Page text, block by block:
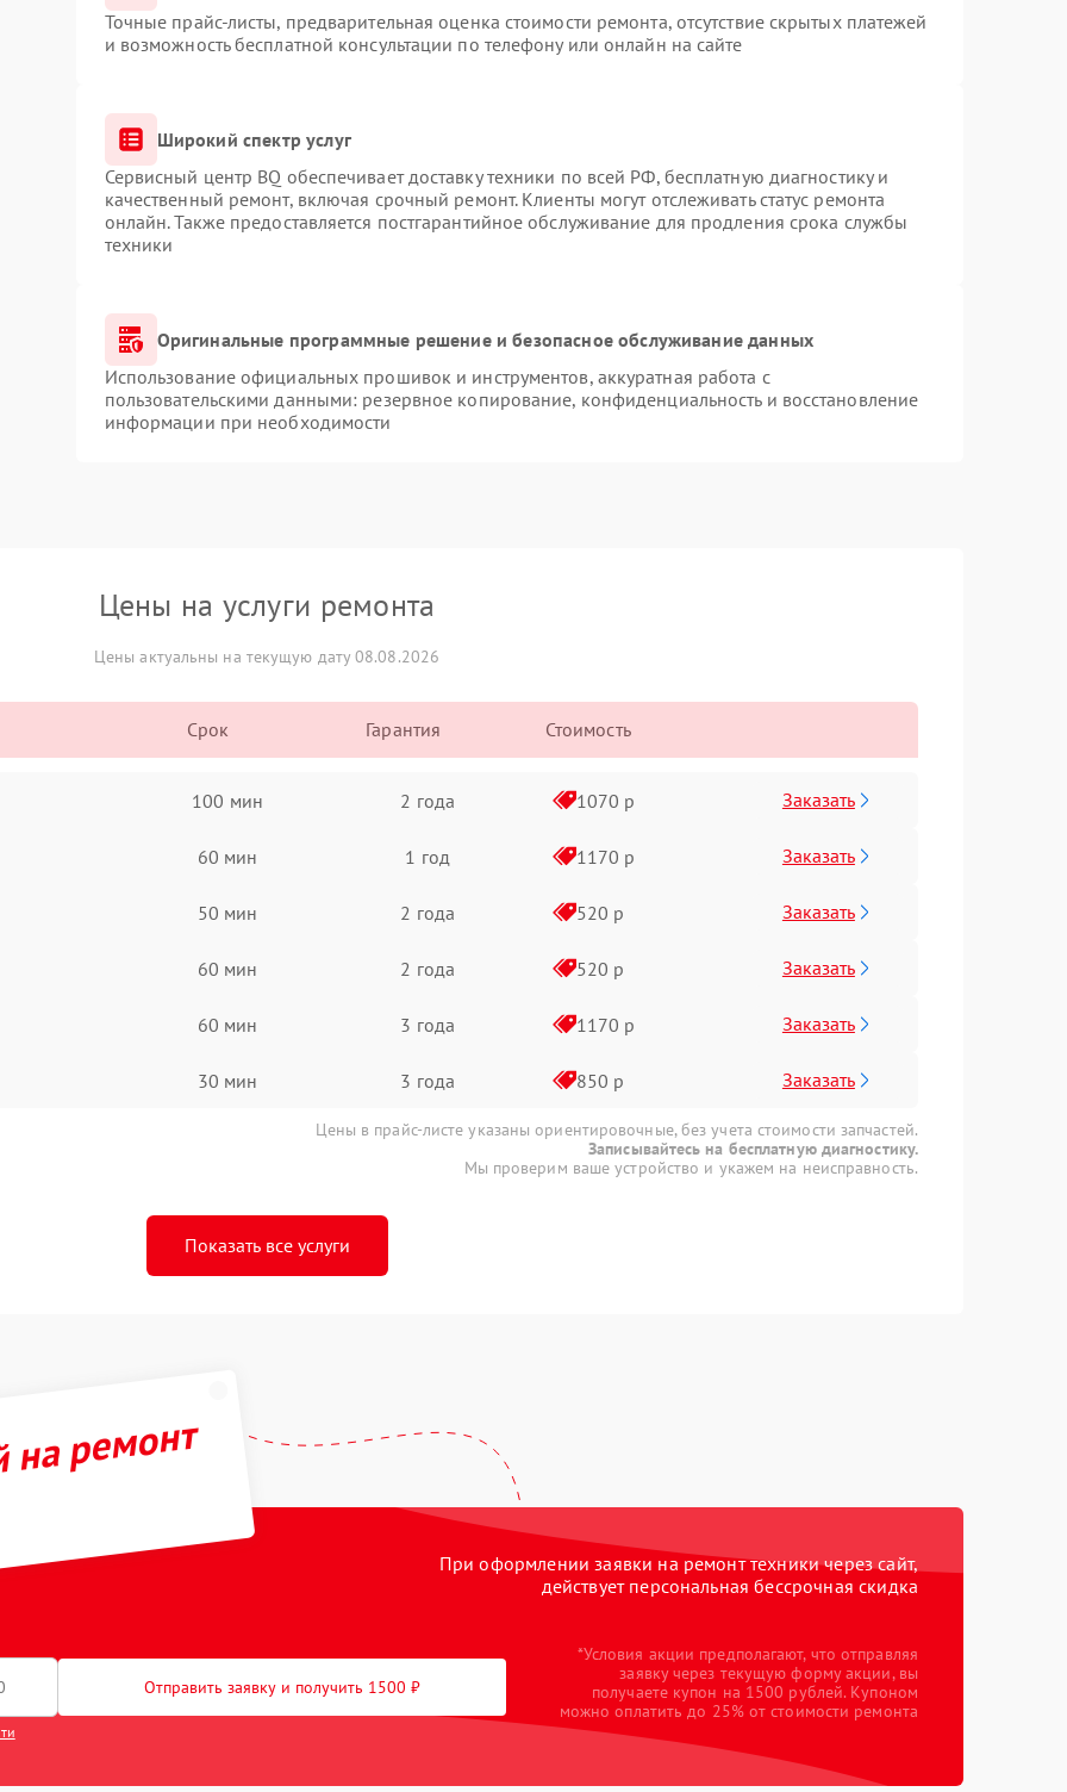
Точные прайс-листы, предварительная оценка стоимости ремонта, отсутствие скрытых платежей
и возможность бесплатной консультации по телефону или онлайн на сайте
Широкий спектр услуг
Сервисный центр BQ обеспечивает доставку техники по всей РФ, бесплатную диагностику и
качественный ремонт, включая срочный ремонт. Клиенты могут отслеживать статус ремонта
онлайн. Также предоставляется постгарантийное обслуживание для продления срока службы
техники
Оригинальные программные решение и безопасное обслуживание данных
Использование официальных прошивок и инструментов, аккуратная работа с
пользовательскими данными: резервное копирование, конфиденциальность и восстановление
информации при необходимости
Цены на услуги ремонта
Цены актуальны на текущую дату 08.08.2026
Срок Гарантия Стоимость
100 мин 2 года 1070 р Заказать
60 мин 1 год 1170 р Заказать
50 мин 2 года 520 р Заказать
60 мин 2 года 520 р Заказать
60 мин 3 года 1170 р Заказать
30 мин 3 года 850 р Заказать
Цены в прайс-листе указаны ориентировочные, без учета стоимости запчастей.
Записывайтесь на бесплатную диагностику.
Мы проверим ваше устройство и укажем на неисправность.
Показать все услуги
ремонт
При оформлении заявки на ремонт техники через сайт,
действует персональная бессрочная скидка
Отправить заявку и получить 1500 ₽
*Условия акции предполагают, что отправляя
заявку через текущую форму акции, вы
получаете купон на 1500 рублей. Купоном
можно оплатить до 25% от стоимости ремонта